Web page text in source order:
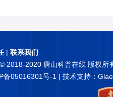
| 联系我们
2018-2020 唐山科普在线 版权所
备05016301号-1 | 技术支持：